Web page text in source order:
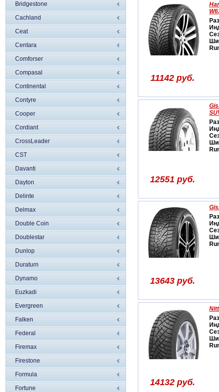
Bridgestone
Cachland
Ceat
Centara
Comforser
Compasal
Continental
Contyre
Cooper
Cordiant
CrossLeader
CST
Davanti
Dayton
Delinte
Delmax
Double Coin
Doublestar
Dunlop
Duraturn
Dynamo
Euzkadi
Evergreen
Falken
Federal
Firemax
Firestone
Formula
Fortune
11142 руб.
12551 руб.
13643 руб.
14132 руб.